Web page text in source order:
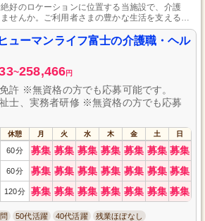
好のロケーションに位置する当施設で、介護
せんか。ご利用者さまの豊かな生活を支える仕
サポートを提供します。明るくアットホームな
ご一緒に作り上げましょう。年間休日113日と十
利厚生も魅力の一つです。
ューマンライフ富士の介護職・ヘル
~258,466円
許 ※無資格の方でも応募可能です。
士、実務者研修 ※無資格の方でも応募
休憩 月 火 水 木 金 土 日
60分 募集 募集 募集 募集 募集 募集 募集
60分 募集 募集 募集 募集 募集 募集 募集
120分 募集 募集 募集 募集 募集 募集 募集
50代活躍 40代活躍 残業ほぼなし